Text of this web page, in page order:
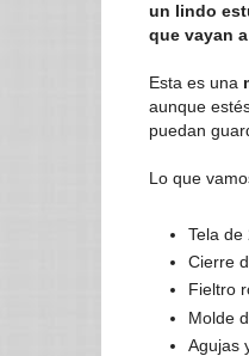
un lindo
que vayan
Esta es una
aunque
puedan
Lo que
Tela de
Cierre
Fieltro
Molde
Agujas